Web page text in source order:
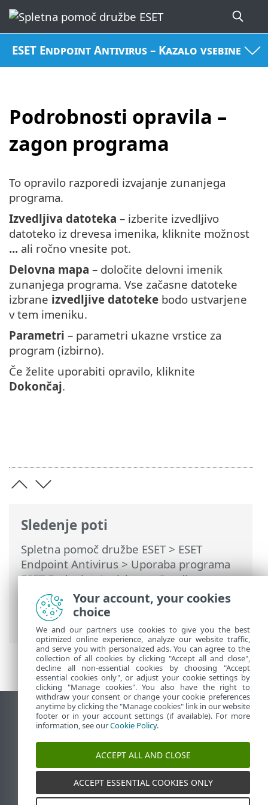
ESET Endpoint Antivirus – Kazalo vsebine
Podrobnosti opravila –
zagon programa
Sledenje poti
Spletna pomoč družbe ESET> ESET
Endpoint Antivirus>Uporaba programa
ESET Endpoint Antivirus>Orodja>
Razporejevalnik > Pogovorna okna –
razporejevalnik > Podrobnosti opravila –
zagon programa
To opravilo razporedi izvajanje zunanjega
programa.
Izvedljiva datoteka – izberite izvedljivo
datoteko iz drevesa imenika, kliknite možnost
... ali ročno vnesite pot.
Delovna mapa – določite delovni imenik
zunanjega programa. Vse začasne datoteke
izbrane izvedljive datoteke bodo ustvarjene
v tem imeniku.
Parametri – parametri ukazne vrstice za
program (izbirno).
Če želite uporabiti opravilo, kliknite
Dokončaj.
Prikaz mesta na namizju
End of Life
Zbirka znanja družbe ESET
Forum družbe ESET
ESET Status Portal
Podpora v regiji
Your account, your cookies
choice
We and our partners use cookies to give you the best
optimized online experience, analyze our website traffic,
and serve you with personalized ads. You can agree to the
collection of all cookies by clicking "Accept all and close",
decline all non-essential cookies by choosing "Accept
essential cookies only", or adjust your cookie settings by
clicking "Manage cookies". You also have the right to
withdraw your consent or change your cookie preferences
anytime by clicking the "Manage cookies" link in our website
footer or in your account settings (if available). For more
information, see ourCookie Policy.
ACCEPT ALL AND CLOSE
ACCEPT ESSENTIAL COOKIES ONLY